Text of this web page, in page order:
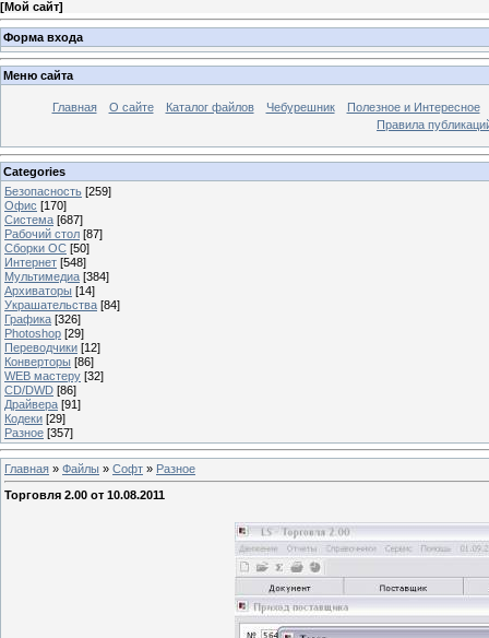
[Мой сайт]
Форма входа
Меню сайта
Главная О сайте Каталог файлов Чебурешник
Полезное и Интересное
Правила
Categories
Безопасность [259]
Офис [170]
Система [687]
Рабочий стол [87]
Сборки ОС [50]
Интернет [548]
Мультимедиа [384]
Архиваторы [14]
Украшательства [84]
Графика [326]
Photoshop [29]
Переводчики [12]
Конверторы [86]
WEB мастеру [32]
CD/DWD [86]
Драйвера [91]
Кодеки [29]
Разное [357]
Главная » Файлы » Софт » Разное
Торговля 2.00 от 10.08.2011